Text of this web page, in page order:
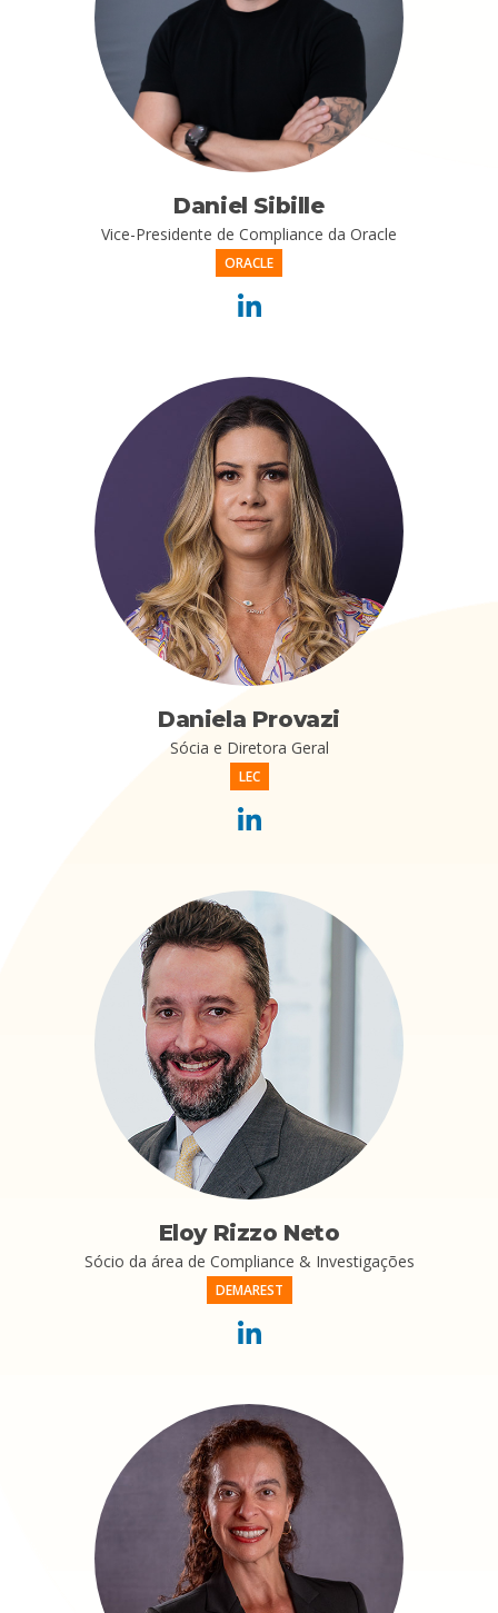
Daniel Sibille
Vice-Presidente de Compliance da Oracle
ORACLE
Daniela Provazi
Sócia e Diretora Geral
LEC
Eloy Rizzo Neto
Sócio da área de Compliance & Investigações
DEMAREST